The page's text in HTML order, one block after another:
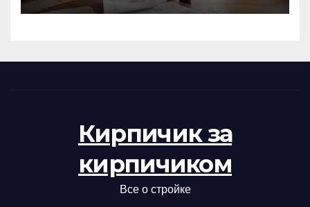
Кирпичик за
кирпичиком
Все о стройке